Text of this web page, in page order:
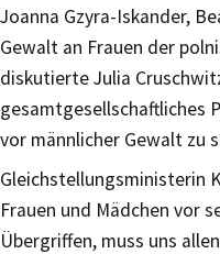
Joanna Gzyra-Iskander,
Gewalt an Frauen der
diskutierte Julia
gesamtgesellschaftliches
vor männlicher Gewalt zu
Gleichstellungsministerin
Frauen und Mädchen vor
Übergriffen, muss uns